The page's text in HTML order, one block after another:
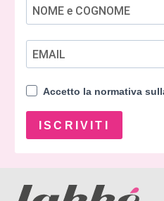
Accetto la normativa
ISCRIVITI